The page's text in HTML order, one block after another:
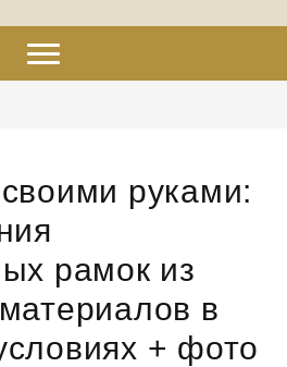
руками:
рамок из
в
+ фото